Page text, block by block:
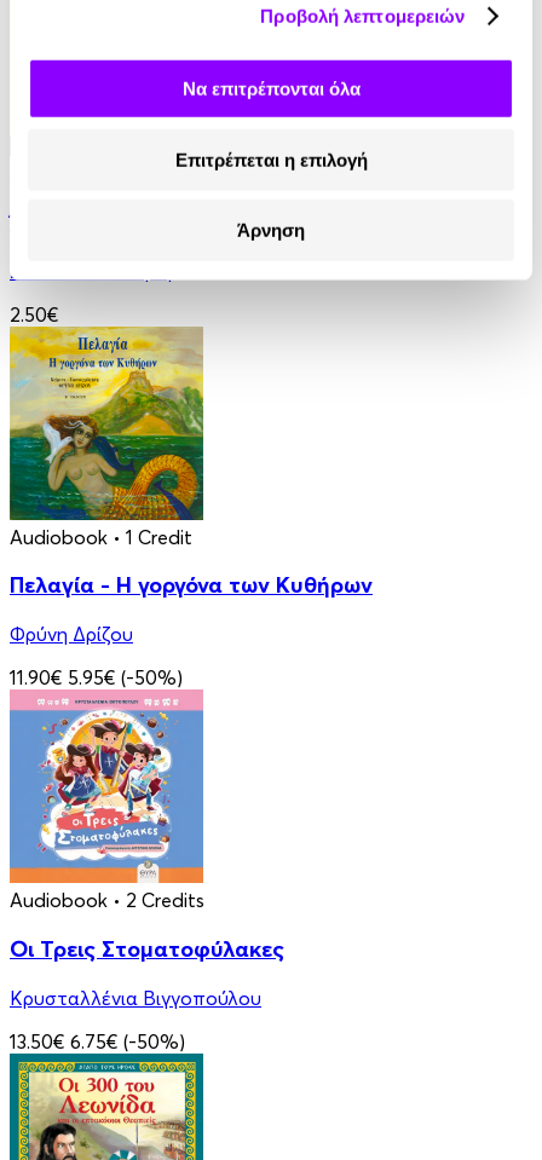
Προβολή λεπτομερειών
Να επιτρέπονται όλα
Επιτρέπεται η επιλογή
Άρνηση
• 1 Credit
Άντα Λαβλέις. Η πρώτη προγραμματίστρια
Στέλλα Κάσδαγλη
2.50€
Audiobook • 1 Credit
Πελαγία - Η γοργόνα των Κυθήρων
Φρύνη Δρίζου
11.90€ 5.95€ (-50%)
Audiobook • 2 Credits
Οι Τρεις Στοματοφύλακες
Κρυσταλλένια Βιγγοπούλου
13.50€ 6.75€ (-50%)